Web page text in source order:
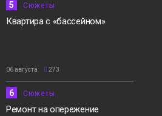
5 Сюжеты
Квартира с «бассейном»
06 августа 273
6 Сюжеты
Ремонт на опережение